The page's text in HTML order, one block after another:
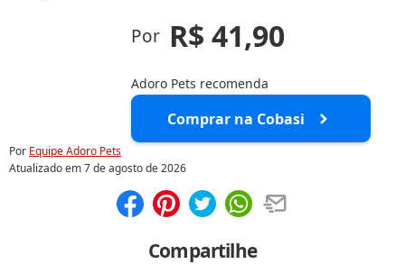
Por R$ 41,90
Adoro Pets recomenda
Comprar na Cobasi
Por Equipe Adoro Pets
Atualizado em7 de agosto de 2026
Compartilhe